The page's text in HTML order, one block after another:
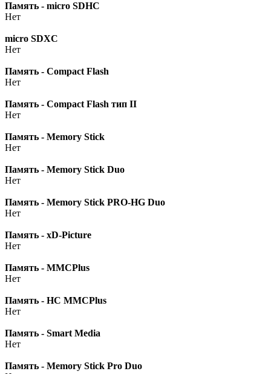
Память - micro SDHC
Нет
micro SDXC
Нет
Память - Compact Flash
Нет
Память - Compact Flash тип II
Нет
Память - Memory Stick
Нет
Память - Memory Stick Duo
Нет
Память - Memory Stick PRO-HG Duo
Нет
Память - xD-Picture
Нет
Память - MMCPlus
Нет
Память - HC MMCPlus
Нет
Память - Smart Media
Нет
Память - Memory Stick Pro Duo